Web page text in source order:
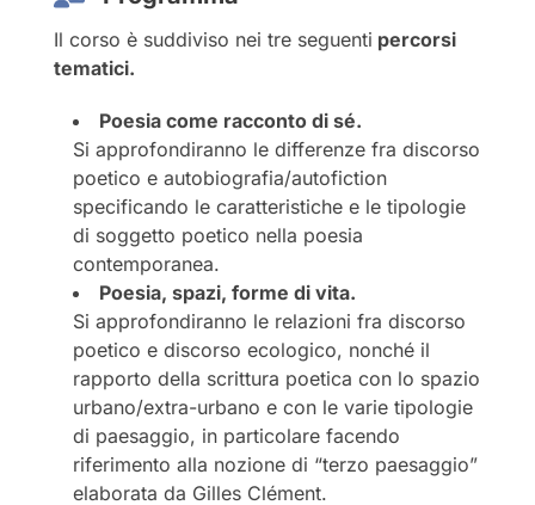
Il corso è suddiviso nei tre seguenti percorsi
tematici.
Poesia come racconto di sé.
Si approfondiranno le differenze fra discorso
poetico e autobiografia/autofiction
specificando le caratteristiche e le tipologie
di soggetto poetico nella poesia
contemporanea.
Poesia, spazi, forme di vita.
Si approfondiranno le relazioni fra discorso
poetico e discorso ecologico, nonché il
rapporto della scrittura poetica con lo spazio
urbano/extra-urbano e con le varie tipologie
di paesaggio, in particolare facendo
riferimento alla nozione di “terzo paesaggio”
elaborata da Gilles Clément.